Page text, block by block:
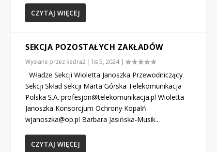
CZYTAJ WIĘCEJ
SEKCJA POZOSTAŁYCH ZAKŁADÓW
Wysłane przez kadra2 | lis 5, 2024|
Władze Sekcji Wioletta Janoszka Przewodniczący
Sekcji Skład sekcji Marta Górska Telekomunikacja
Polska S.A. profesjon@telekomunikacja.pl Wioletta
Janoszka Konsorcjum Ochrony Kopalń
wjanoszka@op.pl Barbara Jasińska-Musik...
CZYTAJ WIĘCEJ